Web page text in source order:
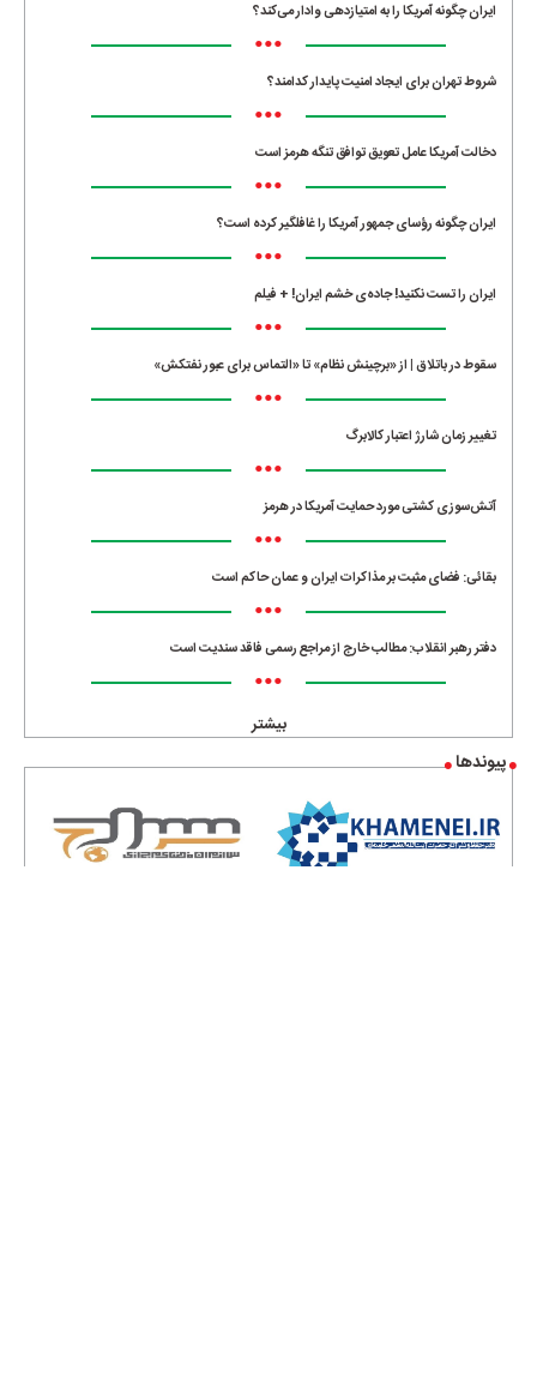
ایران چگونه آمریکا را به امتیازدهی وادار می‌کند؟
•••
شروط تهران برای ایجاد امنیت پایدار کدامند؟
•••
دخالت آمریکا عامل تعویق توافق تنگه هرمز است
•••
ایران چگونه رؤسای جمهور آمریکا را غافلگیر کرده است؟
•••
ایران را تست نکنید! جاده‌ی خشم ایران! + فیلم
•••
سقوط در باتلاق | از «برچینش نظام» تا «التماس برای عبور نفتکش»
•••
تغییر زمان شارژ اعتبار کالابرگ
•••
آتش‌سوزی کشتی مورد حمایت آمریکا در هرمز
•••
بقائی: فضای مثبت بر مذاکرات ایران و عمان حاکم است
•••
دفتر رهبر انقلاب: مطالب خارج از مراجع رسمی فاقد سندیت است
•••
بیشتر
پیوندها